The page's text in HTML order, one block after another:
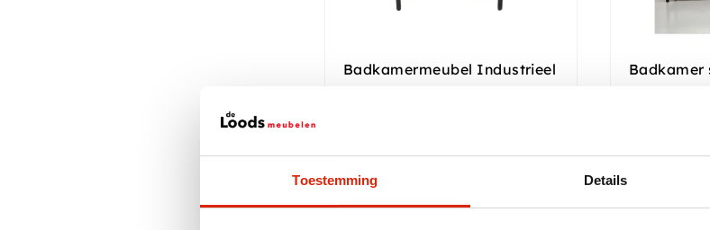
Toestemming Details
Badkamermeubel Industrieel
Badkamer